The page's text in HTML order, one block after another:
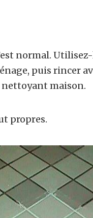
normal.
puis rincer
maison.
propres.